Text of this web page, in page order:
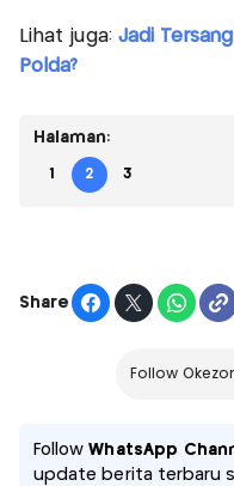
Lihat juga: Jadi
Polda?
Halaman:
1 2 3
Share
Follow
FollowWhatsApp
update berita terbaru